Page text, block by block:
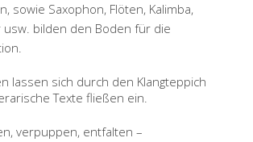
sowie Saxophon, Flöten, Kalimba,
usw. bilden den Boden für die
lassen sich durch den Klangteppich
Texte fließen ein.
verpuppen, entfalten –